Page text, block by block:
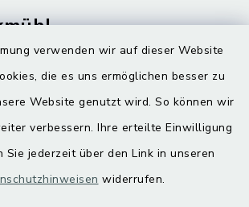
verwenden wir auf dieser Website
die es uns ermöglichen besser zu
Website genutzt wird. So können wir
verbessern. Ihre erteilte Einwilligung
Sie jederzeit über den Link in unseren
widerrufen.